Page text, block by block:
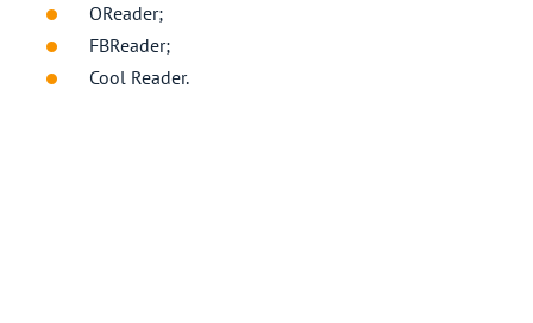
OReader;
FBReader;
Cool Reader.